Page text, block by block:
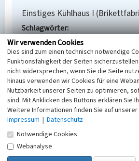
Einstiges Kühlhaus I
Schlagwörter
Brikettfabrik Fabrikgebäude
Ort
Neukirchen
Fachsicht(en)
Denkmalpflege
Erfassungsmaßstab
i.d.R. 1:5.000 (größer als 1:20.000)
Erfassungsmethode
Übernahme aus externer
Wir verwenden Cookies
Dies sind zum einen technisch notwendige
Funktionsfähigkeit der Seiten
nicht widersprechen, wenn Sie die Seite
hinaus verwenden wir Cookies für eine
Nutzbarkeit unserer Seiten zu optimieren,
sind. Mit Anklicken des Buttons erklären Sie
Weitere Informationen finden Sie auf
Impressum | Datenschutz
Notwendige Cookies
Webanalyse